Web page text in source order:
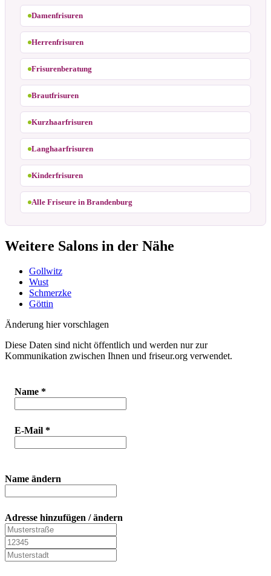
Damenfrisuren
Herrenfrisuren
Frisurenberatung
Brautfrisuren
Kurzhaarfrisuren
Langhaarfrisuren
Kinderfrisuren
Alle Friseure in Brandenburg
Weitere Salons in der Nähe
Gollwitz
Wust
Schmerzke
Göttin
Änderung hier vorschlagen
Diese Daten sind nicht öffentlich und werden nur zur
Kommunikation zwischen Ihnen und friseur.org verwendet.
Name *
E-Mail *
Name ändern
Adresse hinzufügen / ändern